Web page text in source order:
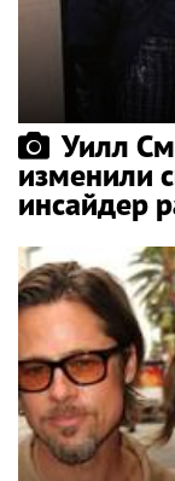
Уилл
изменили
инсайдер